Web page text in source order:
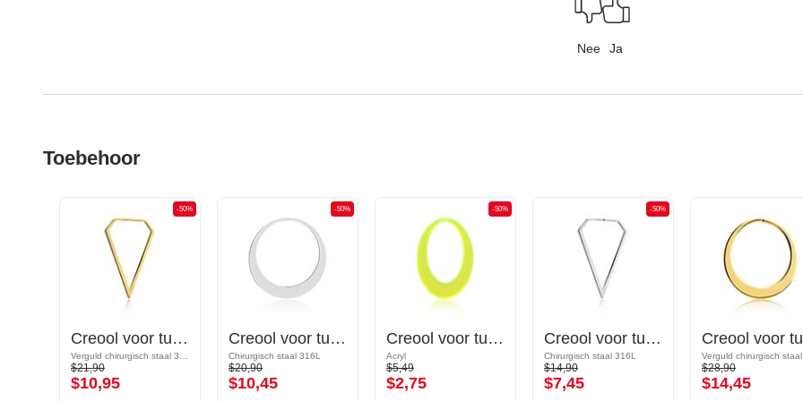
Nee Ja
Toebehoor
-50%
Creool voor tunnels (chirurgisch staal, goud, glanzende afwerking)
$21,90
$10,95
-50%
Creool voor tunnels en tubes
Chirurgisch staal 316L
$20,90
$10,45
-50%
Creool voor tunnels (acryl, verschillende kleuren)
Acryl
$5,49
$2,75
-50%
Creool voor tunnels (chirurgisch staal, zilver, glanzende afwerking)
Chirurgisch staal 316L
$14,90
$7,45
$28,90
$14,45